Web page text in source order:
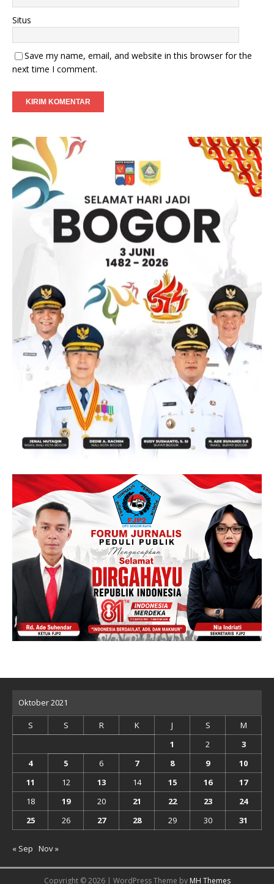
Situs
Save my name, email, and website in this browser for the
next time I comment.
Oktober 2021
S S R K J S
M
1
2
3
4
5 6 7 8 9
10
11
12 13 14 15 16
17
18
19 20 21 22 23
24
25
26 27 28 29 30 31
« Sep Nov »
Copyright © 2026 | WordPress Theme by MH Themes